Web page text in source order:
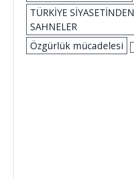
TÜRKİYE SİYASETİNDEN
SAHNELER
Özgürlük mücadelesi